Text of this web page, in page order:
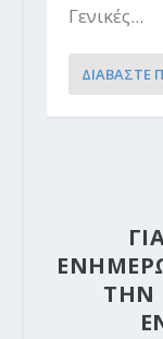
Γενικές...
ΔΙΑΒΑΣΤΕ
ΤΗΝ